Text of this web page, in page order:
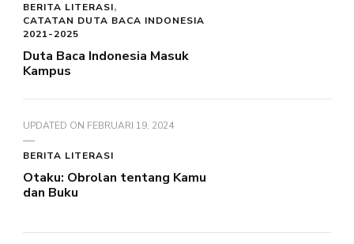
BERITA LITERASI
CATATAN DUTA BACA INDONESIA
2021-2025
Duta Baca Indonesia Masuk
Kampus
UPDATED ON FEBRUARI 19, 2024
BERITA LITERASI
Otaku: Obrolan tentang Kamu
dan Buku